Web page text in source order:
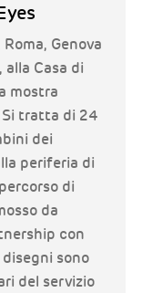
Genova
alla Casa di
mostra
Si tratta di 24
dei
periferia di
di
da
con
sono
del servizio